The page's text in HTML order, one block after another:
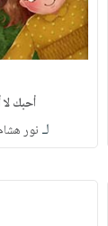
أحبك
لـ نور